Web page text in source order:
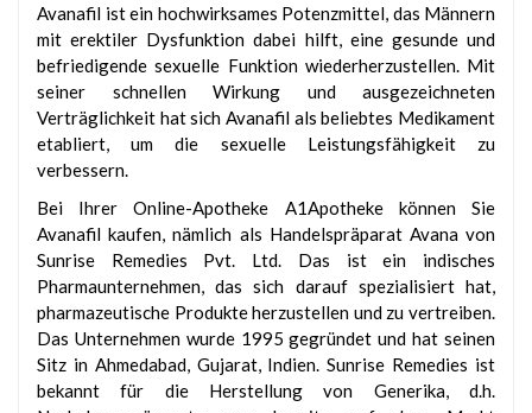
Avanafil ist ein hochwirksames Potenzmittel, das Männern
mit erektiler Dysfunktion dabei hilft, eine gesunde und
befriedigende sexuelle Funktion wiederherzustellen. Mit
seiner schnellen Wirkung und ausgezeichneten
Verträglichkeit hat sich Avanafil als beliebtes Medikament
etabliert, um die sexuelle Leistungsfähigkeit zu
verbessern.
Bei Ihrer Online-Apotheke A1Apotheke können Sie
Avanafil kaufen, nämlich als Handelspräparat Avana von
Sunrise Remedies Pvt. Ltd. Das ist ein indisches
Pharmaunternehmen, das sich darauf spezialisiert hat,
pharmazeutische Produkte herzustellen und zu vertreiben.
Das Unternehmen wurde 1995 gegründet und hat seinen
Sitz in Ahmedabad, Gujarat, Indien. Sunrise Remedies ist
bekannt für die Herstellung von Generika, d.h.